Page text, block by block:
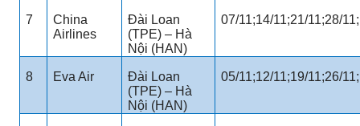
7
China
Airlines
Đài Loan
(TPE) – Hà
Nội (HAN)
07/11;14/11;21/11;28/11;
8 Eva Air
Đài Loan
(TPE) – Hà
Nội (HAN)
05/11;12/11;19/11;26/11;